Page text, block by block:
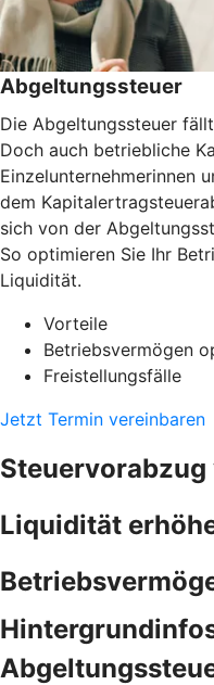
Abgeltungssteuer
Die Abgeltungssteuer
Doch auch betriebliche
Einzelunternehmerinnen
dem
sich von der
So optimieren Sie Ihr
Liquidität.
Vorteile
Betriebsvermögen
Freistellungsfälle
Jetzt Termin vereinbaren
Steuervorabzug
Liquidität